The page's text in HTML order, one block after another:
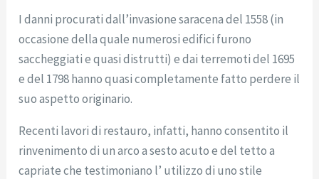
I danni procurati dall’invasione saracena del 1558 (in
occasione della quale numerosi edifici furono
saccheggiati e quasi distrutti) e dai terremoti del 1695
e del 1798 hanno quasi completamente fatto perdere il
suo aspetto originario.
Recenti lavori di restauro, infatti, hanno consentito il
rinvenimento di un arco a sesto acuto e del tetto a
capriate che testimoniano l’ utilizzo di uno stile